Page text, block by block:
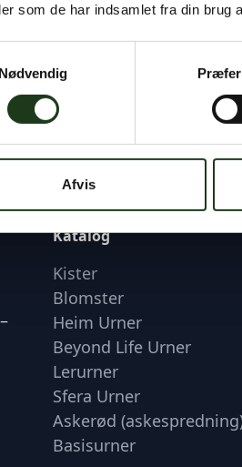
som de har indsamlet fra din brug
Nødvendig
Afvis
HEIM Urne - Grøn
995 kr.
Katalog
Kister
Blomster
Heim Urner
Beyond Life Urner
Lerurner
Sfera Urner
Askerød
Basisurner